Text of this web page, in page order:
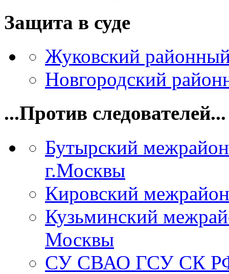
Защита в суде
Жуковский
Новгородский
...Против следователей...
Бутырский
г.Москвы
Кировский
Кузьминский
Москвы
СУ СВАО ГСУ СК